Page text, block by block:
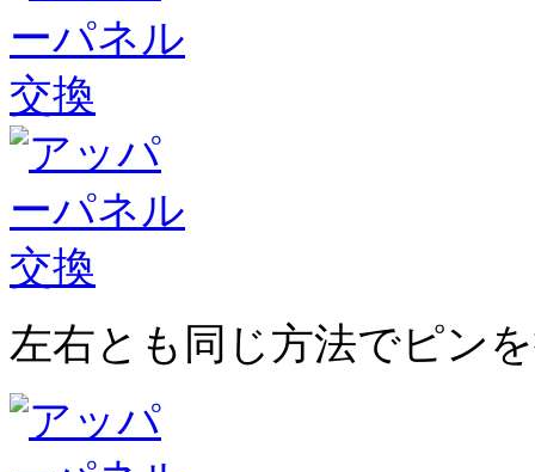
左右とも同じ方法でピン